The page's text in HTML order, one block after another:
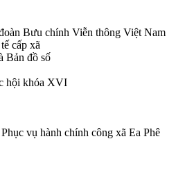
Bưu chính Viễn thông Việt Nam
cấp xã
Bản đồ số
hội khóa XVI
vụ hành chính công xã Ea Phê